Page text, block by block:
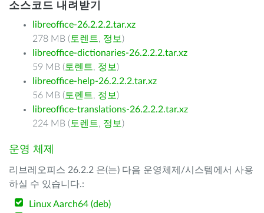
소스코드 내려받기
libreoffice-26.2.2.2.tar.xz
278 MB ( 토렌트, 정보 )
libreoffice-dictionaries-26.2.2.2.tar.xz
59 MB ( 토렌트, 정보 )
libreoffice-help-26.2.2.2.tar.xz
56 MB ( 토렌트, 정보 )
libreoffice-translations-26.2.2.2.tar.xz
224 MB ( 토렌트, 정보 )
운영 체제
리브레오피스 26.2.2 은(는) 다음 운영체제/시스템에서 사용
하실 수 있습니다.:
Linux Aarch64 (deb)